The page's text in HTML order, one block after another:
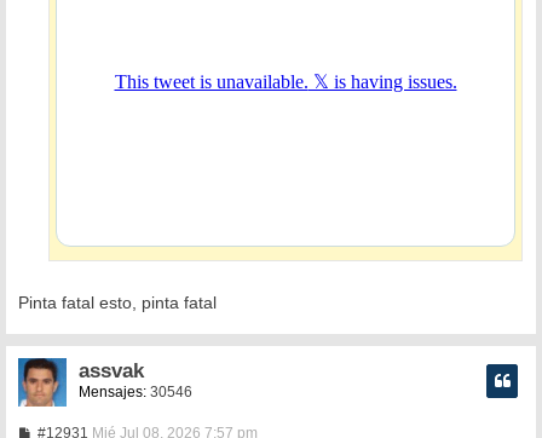
Pinta fatal esto, pinta fatal
assvak
Mensajes: 30546
#12931 MMié Jul 08, 2026 7:57 pm